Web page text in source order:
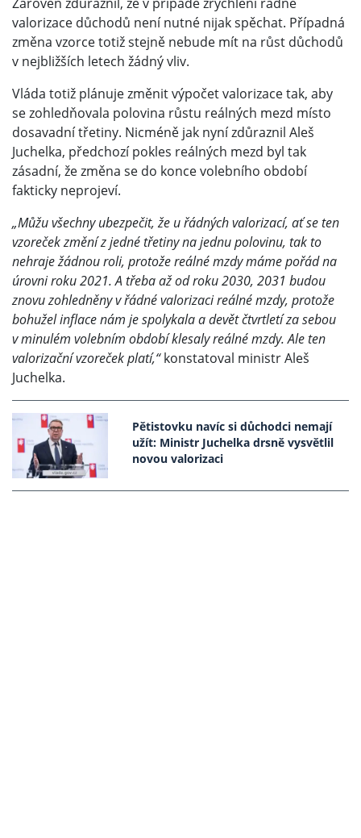
valorizace důchodů není nutné nijak spěchat. Případná
změna vzorce totiž stejně nebude mít na růst důchodů
v nejbližších letech žádný vliv.
Vláda totiž plánuje změnit výpočet valorizace tak, aby
se zohledňovala polovina růstu reálných mezd místo
dosavadní třetiny. Nicméně jak nyní zdůraznil Aleš
Juchelka, předchozí pokles reálných mezd byl tak
zásadní, že změna se do konce volebního období
fakticky neprojeví.
„Můžu všechny ubezpečit, že u řádných valorizací, ať se ten
vzoreček změní z jedné třetiny na jednu polovinu, tak to
nehraje žádnou roli, protože reálné mzdy máme pořád na
úrovni roku 2021. A třeba až od roku 2030, 2031 budou
znovu zohledněny v řádné valorizaci reálné mzdy, protože
bohužel inflace nám je spolykala a devět čtvrtletí za sebou
v minulém volebním období klesaly reálné mzdy. Ale ten
valorizační vzoreček platí,“konstatoval ministr Aleš
Juchelka.
Pětistovku navíc si důchodci nemají
užít: Ministr Juchelka drsně vysvětlil
novou valorizaci